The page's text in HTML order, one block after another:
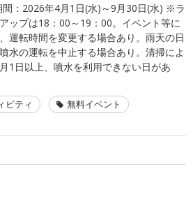
： 2026年4月1日(水)～9月30日(水) ※ラ
ップは18：00～19：00。イベント等に
運転時間を変更する場合あり。雨天の日
水の運転を中止する場合あり。清掃によ
1日以上、噴水を利用できない日があ
ビティ 無料イベント